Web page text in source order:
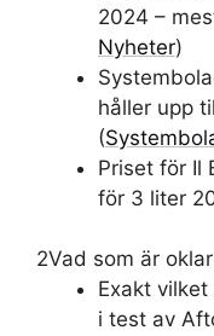
2024 –
Nyheter)
håller upp
(
Priset för Il
för 3 liter
2Vad som är
Exakt
i test av